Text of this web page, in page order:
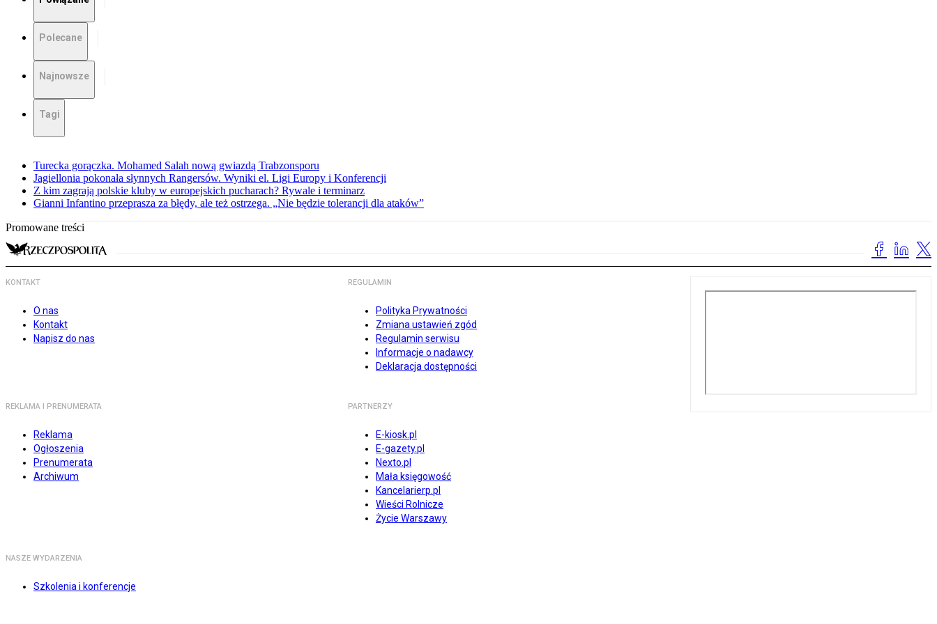
Polecane
Najnowsze
Tagi
Turecka gorączka. Mohamed Salah nową gwiazdą Trabzonsporu
Jagiellonia pokonała słynnych Rangersów. Wyniki el. Ligi Europy i Konferencji
Z kim zagrają polskie kluby w europejskich pucharach? Rywale i terminarz
Gianni Infantino przeprasza za błędy, ale też ostrzega. „Nie będzie tolerancji dla ataków”
Promowane treści
KONTAKT
O nas
Kontakt
Napisz do nas
REGULAMIN
Polityka Prywatności
Zmiana ustawień zgód
Regulamin serwisu
Informacje o nadawcy
Deklaracja dostępności
REKLAMA I PRENUMERATA
Reklama
Ogłoszenia
Prenumerata
Archiwum
PARTNERZY
E-kiosk.pl
E-gazety.pl
Nexto.pl
Mała księgowość
Kancelarierp.pl
Wieści Rolnicze
Życie Warszawy
NASZE WYDARZENIA
Szkolenia i konferencje